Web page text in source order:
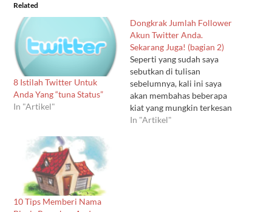
Related
8 Istilah Twitter Untuk
Anda Yang “tuna Status”
In "Artikel"
Dongkrak Jumlah Follower
Akun Twitter Anda.
Sekarang Juga! (bagian 2)
Seperti yang sudah saya
sebutkan di tulisan
sebelumnya, kali ini saya
akan membahas beberapa
kiat yang mungkin terkesan
twitter-centris dan techie,
In "Artikel"
10 Tips Memberi Nama